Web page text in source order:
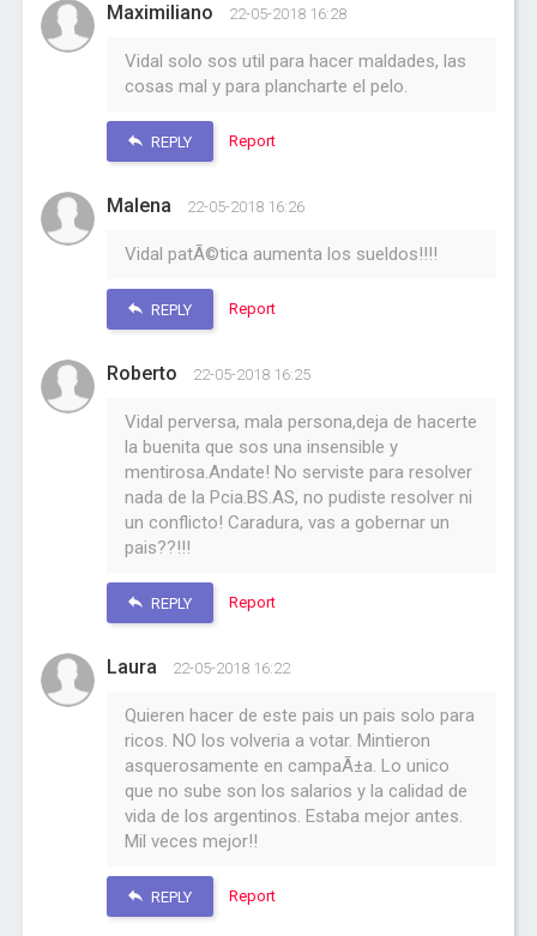
Maximiliano 22-05-2018 16:28
Vidal solo sos util para hacer maldades, las
cosas mal y para plancharte el pelo.
REPLY Report
Malena 22-05-2018 16:26
Vidal patÃ©tica aumenta los sueldos!!!!
REPLY Report
Roberto 22-05-2018 16:25
Vidal perversa, mala persona,deja de hacerte
la buenita que sos una insensible y
mentirosa.Andate! No serviste para resolver
nada de la Pcia.BS.AS, no pudiste resolver ni
un conflicto! Caradura, vas a gobernar un
pais??!!!
REPLY Report
Laura 22-05-2018 16:22
Quieren hacer de este pais un pais solo para
ricos. NO los volveria a votar. Mintieron
asquerosamente en campaÃ±a. Lo unico
que no sube son los salarios y la calidad de
vida de los argentinos. Estaba mejor antes.
Mil veces mejor!!
REPLY Report